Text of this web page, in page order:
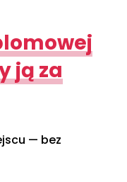
ją za
— bez